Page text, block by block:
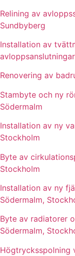
Relining av
Sundbyberg
Installation av
Renovering av
Stambyte och ny
Södermalm
Installation av ny
Stockholm
Byte av
Stockholm
Installation av ny
Södermalm,
Byte av radiatorer
Södermalm,
Högtrycksspolning